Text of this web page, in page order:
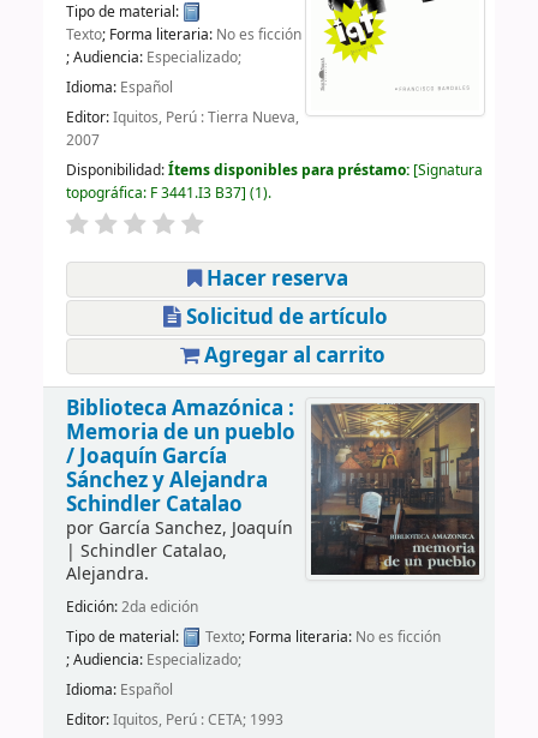
Tipo de material:
Texto; Forma literaria: No es ficción
; Audiencia: Especializado;
Idioma: Español
Editor:Iquitos, Perú : Tierra Nueva,
2007
Disponibilidad:Ítems disponibles para préstamo: Signatura
topográfica: F 3441.I3 B37 (1).
Hacer reserva
Solicitud de artículo
Agregar al carrito
Biblioteca Amazónica :
Memoria de un pueblo
/Joaquín García
Sánchez y Alejandra
Schindler Catalao
por García Sanchez, Joaquín
| Schindler Catalao,
Alejandra.
Edición:2da edición
Tipo de material:
Texto; Forma literaria: No es ficción
; Audiencia: Especializado;
Idioma: Español
Editor:Iquitos, Perú : CETA; 1993